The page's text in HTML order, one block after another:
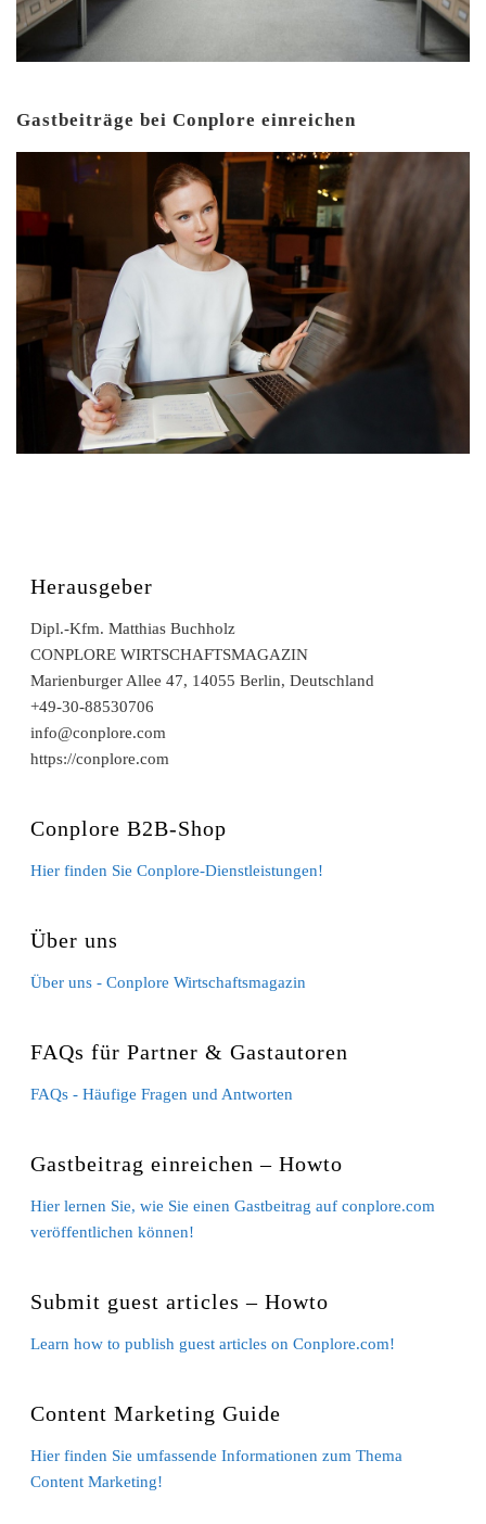
Gastbeiträge bei Conplore einreichen
Herausgeber
Dipl.-Kfm. Matthias Buchholz
CONPLORE WIRTSCHAFTSMAGAZIN
Marienburger Allee 47, 14055 Berlin, Deutschland
+49-30-88530706
info@conplore.com
https://conplore.com
Conplore B2B-Shop
Hier finden Sie Conplore-Dienstleistungen!
Über uns
Über uns - Conplore Wirtschaftsmagazin
FAQs für Partner & Gastautoren
FAQs - Häufige Fragen und Antworten
Gastbeitrag einreichen – Howto
Hier lernen Sie, wie Sie einen Gastbeitrag auf conplore.com
veröffentlichen können!
Submit guest articles – Howto
Learn how to publish guest articles on Conplore.com!
Content Marketing Guide
Hier finden Sie umfassende Informationen zum Thema
Content Marketing!